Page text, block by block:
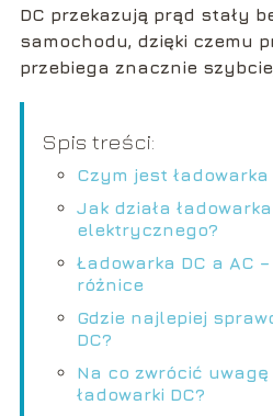
DC przekazują prąd stały
samochodu, dzięki czemu
przebiega znacznie
Spis treści:
Czym jest ładowarka
Jak działa
elektrycznego?
Ładowarka DC a AC
różnice
Gdzie najlepiej
DC?
Na co zwrócić
ładowarki DC?